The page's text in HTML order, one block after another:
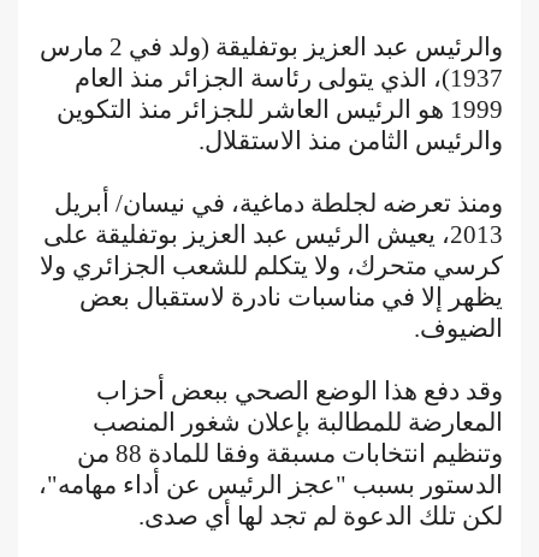
والرئيس عبد العزيز بوتفليقة (ولد في 2 مارس
1937)، الذي يتولى رئاسة الجزائر منذ العام
1999 هو الرئيس العاشر للجزائر منذ التكوين
والرئيس الثامن منذ الاستقلال.
ومنذ تعرضه لجلطة دماغية، في نيسان/ أبريل
2013، يعيش الرئيس عبد العزيز بوتفليقة على
كرسي متحرك، ولا يتكلم للشعب الجزائري ولا
يظهر إلا في مناسبات نادرة لاستقبال بعض
الضيوف.
وقد دفع هذا الوضع الصحي ببعض أحزاب
المعارضة للمطالبة بإعلان شغور المنصب
وتنظيم انتخابات مسبقة وفقا للمادة 88 من
الدستور بسبب "عجز الرئيس عن أداء مهامه"،
لكن تلك الدعوة لم تجد لها أي صدى.